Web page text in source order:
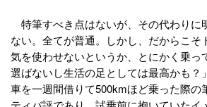
特筆すべき点はないが、その代わりに
ない。全てが普通。しかし、だからこそ
気を使わせないというか、とにかく乗っ
選ばないし生活の足としては最高かも？
車を一週間借りて500kmほど乗った際の